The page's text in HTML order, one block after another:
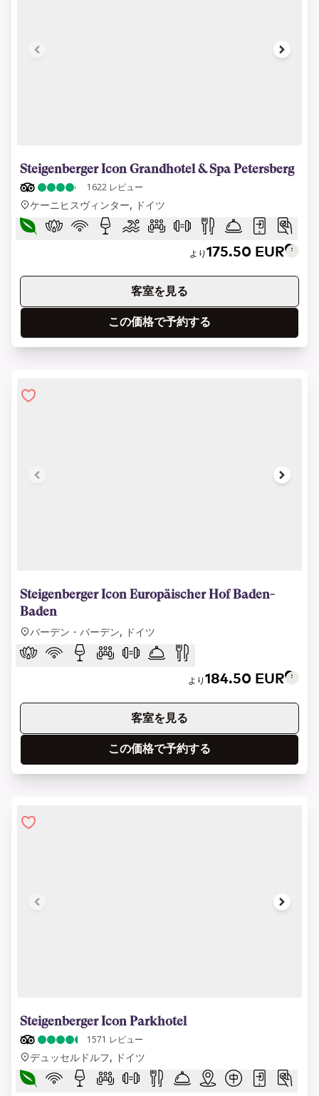
Steigenberger Icon Grandhotel & Spa Petersberg
1622 レビュー
ケーニヒスヴィンター, ドイツ
より175.50 EUR
客室を見る
この価格で予約する
Steigenberger Icon Europäischer Hof Baden-
Baden
バーデン・バーデン, ドイツ
より184.50 EUR
客室を見る
この価格で予約する
Steigenberger Icon Parkhotel
1571 レビュー
デュッセルドルフ, ドイツ